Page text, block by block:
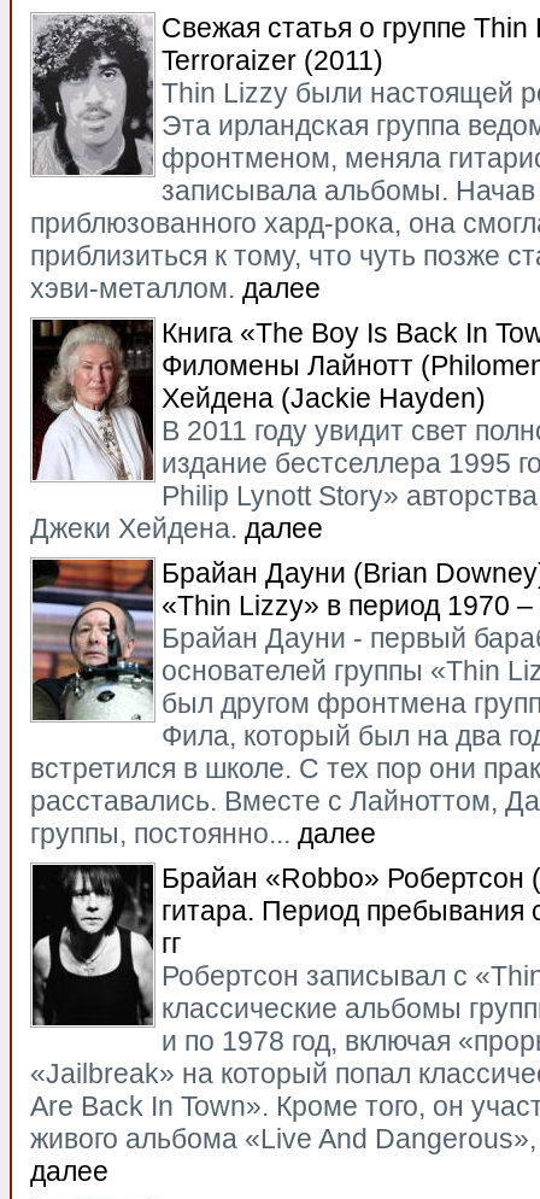
Свежая статья о группе
Terroraizer (2011)
Thin Lizzy были настоящей
Эта ирландская группа
фронтменом, меняла
записывала альбомы.
приблюзованного хард-рока, она
приблизиться к тому, что чуть позже
хэви-металлом. далее
Книга «The Boy Is Back In
Филомены Лайнотт
Хейдена (Jackie Hayden)
В 2011 году увидит свет
издание бестселлера 1995
Philip Lynott Story»
Джеки Хейдена. далее
Брайан Дауни (Brian
«Thin Lizzy» в период 1970 –
Брайан Дауни - первый
основателей группы «Thin
был другом фронтмена
Фила, который был на два
встретился в школе. С тех пор они
расставались. Вместе с Лайноттом,
группы, постоянно... далее
Брайан «Robbo» Робертсон
гитара. Период пребывания
гг
Робертсон записывал с
классические альбомы
и по 1978 год, включая
«Jailbreak» на который попал
Are Back In Town». Кроме того, он
живого альбома «Live And
далее